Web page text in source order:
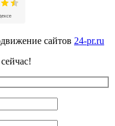
сайтов 24-pr.ru